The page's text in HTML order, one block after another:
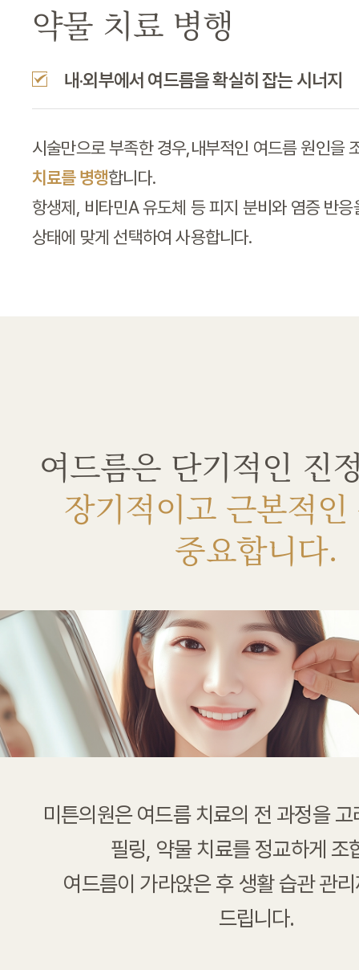
약물 치료 병행
내·외부에서 여드름을 확실히 잡는 시너지
시술만으로 부족한 경우,내부적인 여드름 원인을
치료를 병행합니다.
항생제, 비타민A 유도체 등 피지 분비와 염증 반
상태에 맞게 선택하여 사용합니다.
여드름은 단기적인 진
장기적이고 근본적
중요합니다.
미튼의원은 여드름 치료의 전 과정을
필링, 약물 치료를 정교하게 조
여드름이 가라앉은 후 생활 습관 관
드립니다.